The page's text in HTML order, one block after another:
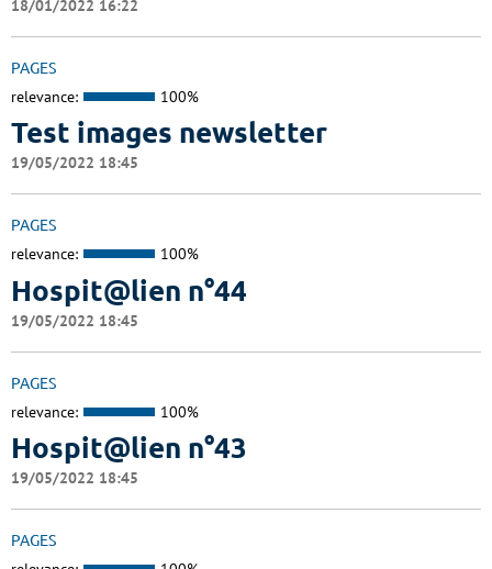
18/01/2022 16:22
PAGES
relevance: 100%
Test images newsletter
19/05/2022 18:45
PAGES
relevance: 100%
Hospit@lien n°44
19/05/2022 18:45
PAGES
relevance: 100%
Hospit@lien n°43
19/05/2022 18:45
PAGES